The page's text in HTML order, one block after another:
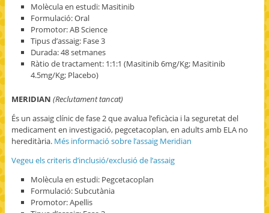
Molècula en estudi: Masitinib
Formulació: Oral
Promotor: AB Science
Tipus d’assaig: Fase 3
Durada: 48 setmanes
Ràtio de tractament: 1:1:1 (Masitinib 6mg/Kg; Masitinib
4.5mg/Kg; Placebo)
MERIDIAN (Reclutament tancat)
És un assaig clínic de fase 2 que avalua l’eficàcia i la seguretat del
medicament en investigació, pegcetacoplan, en adults amb ELA no
hereditària. Més informació sobre l’assaig Meridian
Vegeu els criteris d’inclusió/exclusió de l’assaig
Molècula en estudi: Pegcetacoplan
Formulació: Subcutània
Promotor: Apellis